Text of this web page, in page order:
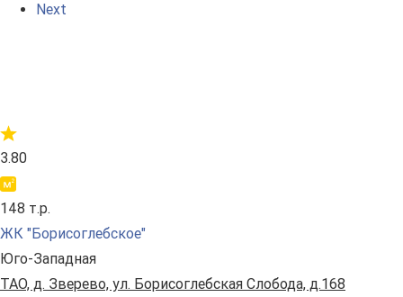
Next
3.80
148 т.р.
ЖК "Борисоглебское"
Юго-Западная
ТАО, д. Зверево, ул. Борисоглебская Слобода, д.168